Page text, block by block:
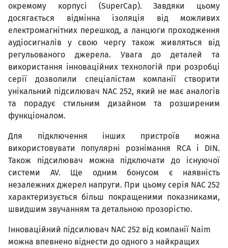
окремому корпусі (SuperCap). Завдяки цьому
досягається відмінна ізоляція від можливих
електромагнітних перешкод, а ланцюги проходження
аудіосигналів у свою чергу також живляться від
регульованого джерела. Увага до деталей та
використання інноваційних технологій при розробці
серії дозволили спеціалістам компанії створити
унікальний підсилювач NAC 252, який не має аналогів
та порадує стильним дизайном та розширеним
функціоналом.
Для підключення інших пристроїв можна
використовувати популярні рознімання RCA і DIN.
Також підсилювач можна підключати до існуючої
системи AV. Ще одним бонусом є наявність
незалежних джерел напруги. При цьому серія NAC 252
характеризується більш покращеними показниками,
швидшим звучанням та детальною прозорістю.
Інноваційний підсилювач NAC 252 від компанії Naim
можна впевнено віднести до одного з найкращих